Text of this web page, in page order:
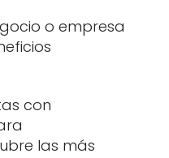
o empresa
con
las más